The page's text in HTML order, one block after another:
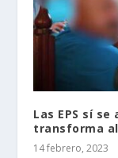
Las EPS sí
transforma
14 febrero, 2023